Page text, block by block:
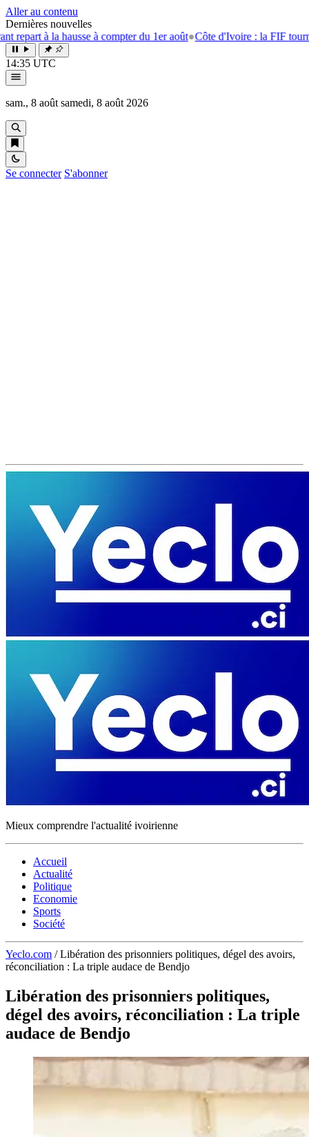
Aller au contenu
Dernières nouvelles
hausse à compter du 1er août●Côte d'Ivoire : la FIF tourne la page
14:35 UTC
sam., 8 août samedi, 8 août 2026
Se connecter S'abonner
Mieux comprendre l'actualité ivoirienne
Accueil
Actualité
Politique
Economie
Sports
Société
Yeclo.com / Libération des prisonniers politiques, dégel des avoirs,
réconciliation : La triple audace de Bendjo
Libération des prisonniers politiques,
dégel des avoirs, réconciliation : La triple
audace de Bendjo